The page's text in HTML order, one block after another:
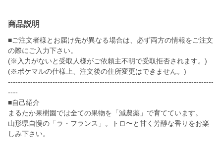
商品説明
■ご注文者様とお届け先が異なる場合は、必ず両方の情報をご注文
の際にご入力下さい。
(※入力がないと受取人様がご依頼主不明で受取拒否されます。)
(※ポケマルの仕様上、注文後の住所変更はできません。)
-----------------------------------------------------------------------------------
----
■自己紹介
まるたか果樹園では全ての果物を「減農薬」で育てています。
山形県自慢の「ラ・フランス」。トロ〜と甘く芳醇な香りをお楽
しみ下さい。